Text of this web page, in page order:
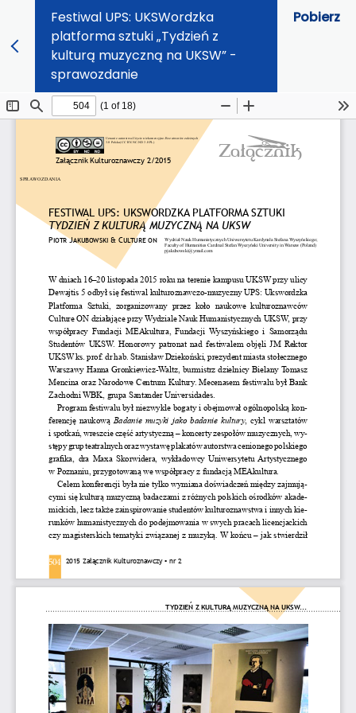
Festiwal UPS: UKSWordzka
platforma sztuki „Tydzień z
kulturą muzyczną na UKSW” -
sprawozdanie
Pobierz